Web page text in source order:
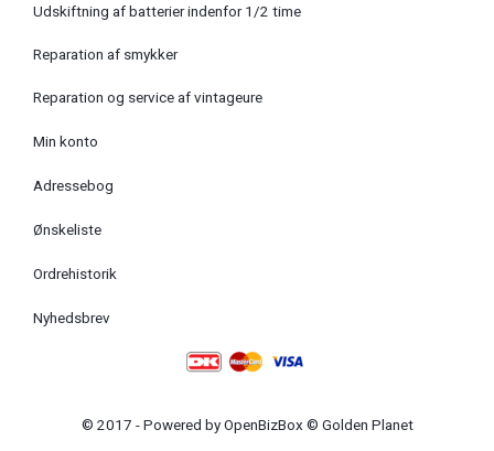
Udskiftning af batterier indenfor 1/2 time
Reparation af smykker
Reparation og service af vintageure
Min konto
Adressebog
Ønskeliste
Ordrehistorik
Nyhedsbrev
© 2017 - Powered byOpenBizBox © Golden Planet